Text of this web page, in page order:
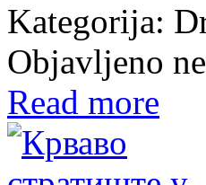
Kategorija:
Objavljeno
Read more